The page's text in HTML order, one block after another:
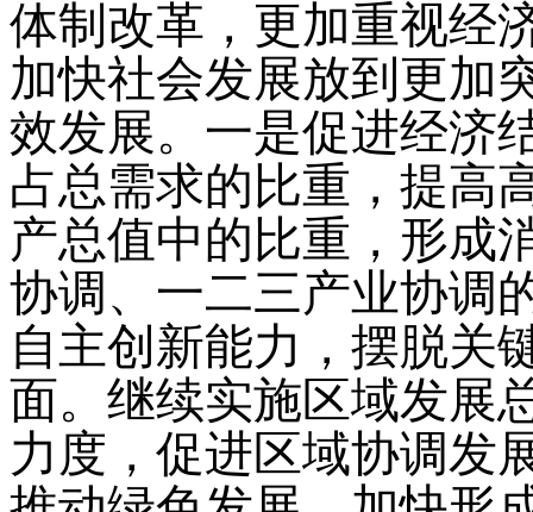
体制改革，更加重视经
加快社会发展放到更加
效发展。一是促进经济
占总需求的比重，提高
产总值中的比重，形成
协调、一二三产业协调
自主创新能力，摆脱关
面。继续实施区域发展
力度，促进区域协调发